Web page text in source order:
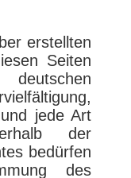
erstellten
Seiten
jede Art
der
bedürfen
des